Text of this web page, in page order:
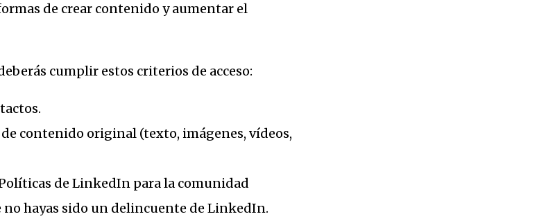
de crear contenido y aumentar el
cumplir estos criterios de acceso:
contenido original (texto, imágenes, vídeos,
de LinkedIn para la comunidad
hayas sido un delincuente de LinkedIn.